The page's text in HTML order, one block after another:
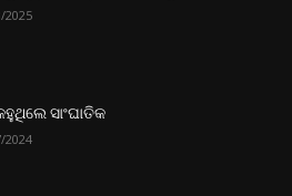
2025
ସାଂଘାତିକ
2024